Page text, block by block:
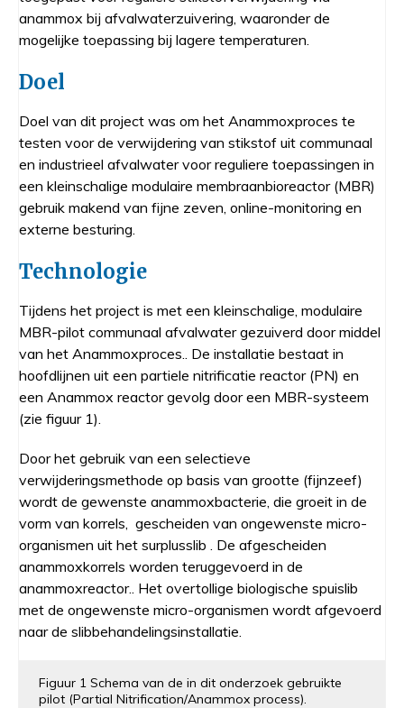
anammox bij afvalwaterzuivering, waaronder de
mogelijke toepassing bij lagere temperaturen.
Doel
Doel van dit project was om het Anammoxproces te
testen voor de verwijdering van stikstof uit communaal
en industrieel afvalwater voor reguliere toepassingen in
een kleinschalige modulaire membraanbioreactor (MBR)
gebruik makend van fijne zeven, online-monitoring en
externe besturing.
Technologie
Tijdens het project is met een kleinschalige, modulaire
MBR-pilot communaal afvalwater gezuiverd door middel
van het Anammoxproces.. De installatie bestaat in
hoofdlijnen uit een partiele nitrificatie reactor (PN) en
een Anammox reactor gevolg door een MBR-systeem
(zie figuur 1).
Door het gebruik van een selectieve
verwijderingsmethode op basis van grootte (fijnzeef)
wordt de gewenste anammoxbacterie, die groeit in de
vorm van korrels, gescheiden van ongewenste micro-
organismen uit het surplusslib . De afgescheiden
anammoxkorrels worden teruggevoerd in de
anammoxreactor.. Het overtollige biologische spuislib
met de ongewenste micro-organismen wordt afgevoerd
naar de slibbehandelingsinstallatie.
Figuur 1 Schema van de in dit onderzoek gebruikte
pilot (Partial Nitrification/Anammox process).